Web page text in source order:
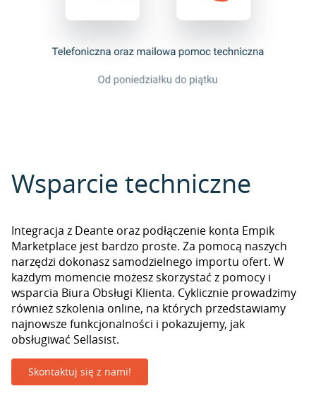
Wsparcie techniczne
Integracja z Deante oraz podłączenie konta Empik
Marketplace jest bardzo proste. Za pomocą naszych
narzędzi dokonasz samodzielnego importu ofert. W
każdym momencie możesz skorzystać z pomocy i
wsparcia Biura Obsługi Klienta. Cyklicznie prowadzimy
również szkolenia online, na których przedstawiamy
najnowsze funkcjonalności i pokazujemy, jak
obsługiwać Sellasist.
Skontaktuj się z nami!